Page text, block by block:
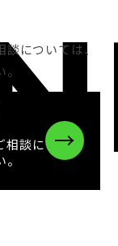
については、
相談に
→